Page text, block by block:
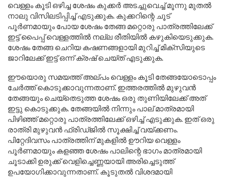
വെള്ളം കൂടി ഒഴിച്ച ശേഷം കുക്കർ അടച്ചുവെച്ച് മൂന്നു മുതൽ
നാലു വിസിലടിപ്പിച്ച് എടുക്കുക. കുക്കറിന്റെ ചൂട്
പൂർണമായും പോയ ശേഷം തേങ്ങ മറ്റൊരു പാത്രത്തിലേക്ക്
ഇട്ട് പൈപ്പ് വെള്ളത്തിൽ നല്ല രീതിയിൽ കഴുകിയെടുക്കുക.
ശേഷം തേങ്ങ ചെറിയ കഷണങ്ങളായി മുറിച്ച് മിക്സിയുടെ
ജാറിലേക്ക് ഇട്ട് ഒന്ന് ക്രഷ് ചെയ്ത് എടുക്കുക.
ഈയൊരു സമയത്ത് അല്പം വെള്ളം കൂടി തേങ്ങയോടൊപ്പം
ചേർത്ത് കൊടുക്കാവുന്നതാണ്. ഇത്തരത്തിൽ മുഴുവൻ
തേങ്ങയും ചെയ്തെടുത്ത ശേഷം ഒരു തുണിയിലേക്ക് അത്
ഇട്ടു കൊടുക്കുക. തേങ്ങയിൽ നിന്നും പാല് മാത്രമായി
പിഴിഞ്ഞ് മറ്റൊരു പാത്രത്തിലേക്ക് ഒഴിച്ച് എടുക്കുക. ഇത് ഒരു
രാത്രി മുഴുവൻ ഫ്രിഡ്ജിൽ സൂക്ഷിച്ച് വയ്ക്കണം.
പിറ്റേദിവസം പാത്രത്തിന് മുകളിൽ ഊറിയ വെള്ളം
പൂർണമായും കളഞ്ഞ ശേഷം പാലിന്റെ ഭാഗം മാത്രമായി
ചൂടാക്കി ഉരുക്ക് വെളിച്ചെണ്ണയായി അരിച്ചെടുത്ത്
ഉപയോഗിക്കാവുന്നതാണ്. കൂടുതൽ വിശദമായി